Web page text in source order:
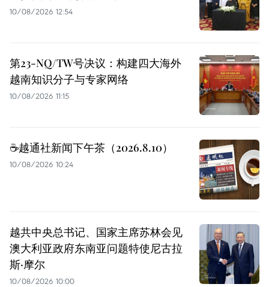
10/08/2026 12:54
第23-NQ/TW号决议：构建四大海外
越南知识分子与专家网络
10/08/2026 11:15
☕️越通社新闻下午茶（2026.8.10）
10/08/2026 10:24
越共中央总书记、国家主席苏林会见
澳大利亚政府东南亚问题特使尼古拉
斯·摩尔
10/08/2026 10:00